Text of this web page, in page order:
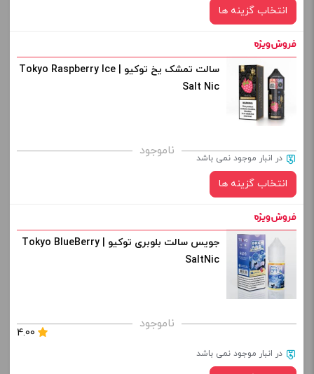
+
افزودن به سبد خرید
انتخاب گزینه ها
نیکوتین:
برای فعال شدن سبد خرید و نمایش قیمت ، گزینه های محصول را
از کادر بالا انتخاب کنید.
+
افزودن به سبد خرید
سالت تمشک یخ توکیو | Tokyo Raspberry Ice
Salt Nic
ناموجود در انبار موجود نمی باشد
انتخاب گزینه ها
نیکوتین:
برای فعال شدن سبد خرید و نمایش قیمت ، گزینه های محصول را
+
جویس سالت بلوبری توکیو | Tokyo BlueBerry
SaltNic
ناموجود
4.00
در انبار موجود نمی باشد